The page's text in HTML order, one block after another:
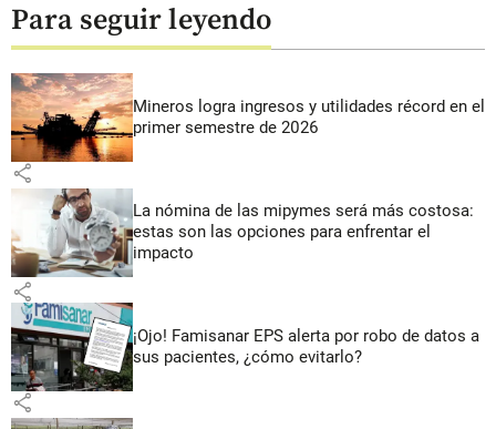
Para seguir leyendo
Mineros logra ingresos y utilidades récord en el
primer semestre de 2026
share
La nómina de las mipymes será más costosa:
estas son las opciones para enfrentar el
impacto
share
¡Ojo! Famisanar EPS alerta por robo de datos a
sus pacientes, ¿cómo evitarlo?
share